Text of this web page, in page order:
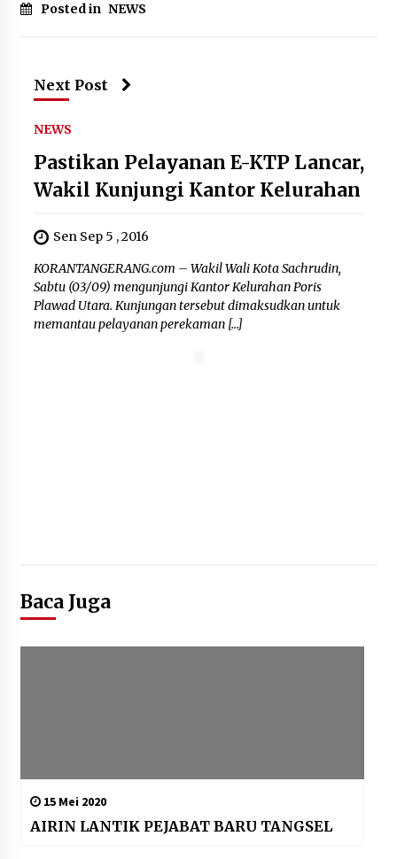
8 Agustus 2026
untuk Menemani Aktivitas
Posted in NEWS
Next Post
NEWS
Pastikan Pelayanan E-KTP Lancar,
Wakil Kunjungi Kantor Kelurahan
Sen Sep 5 , 2016
KORANTANGERANG.com – Wakil Wali Kota Sachrudin,
Sabtu (03/09) mengunjungi Kantor Kelurahan Poris
Plawad Utara. Kunjungan tersebut dimaksudkan untuk
memantau pelayanan perekaman […]
Baca Juga
15 Mei 2020
AIRIN LANTIK PEJABAT BARU TANGSEL